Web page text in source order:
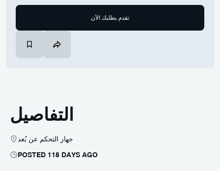
تقدم بطلبك الآن
التفاصيل
جهاز التحكم عن بُعد
POSTED 118 DAYS AGO